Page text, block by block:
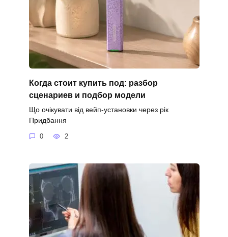
Когда стоит купить под: разбор
сценариев и подбор модели
Що очікувати від вейп-установки через рік
Придбання
0 2